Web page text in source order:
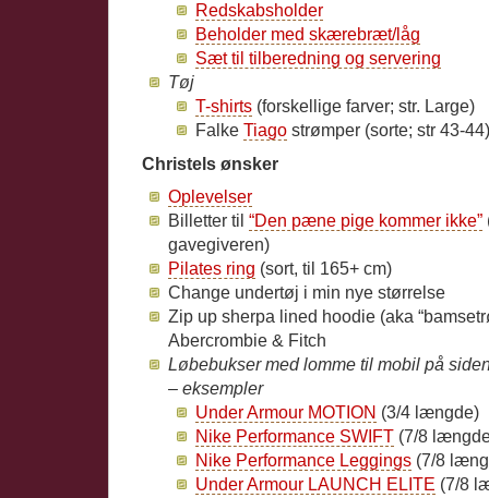
Redskabsholder
Beholder med skærebræt/låg
Sæt til tilberedning og servering
Tøj
T-shirts(forskellige farver; str. Large)
Falke Tiagostrømper (sorte; str 43-44)
Christels ønsker
Oplevelser
Billetter til“Den pæne pige kommer ikke”
gavegiveren)
Pilates ring (sort, til 165+ cm)
Change undertøj i min nye størrelse
Zip up sherpa lined hoodie (aka
Abercrombie & Fitch
Løbebukser med lomme til mobil på
– eksempler
Under Armour MOTION (3/4 længde)
Nike Performance SWIFT(7/8
Nike Performance Leggings(7/8
Under Armour LAUNCH ELITE (7/8